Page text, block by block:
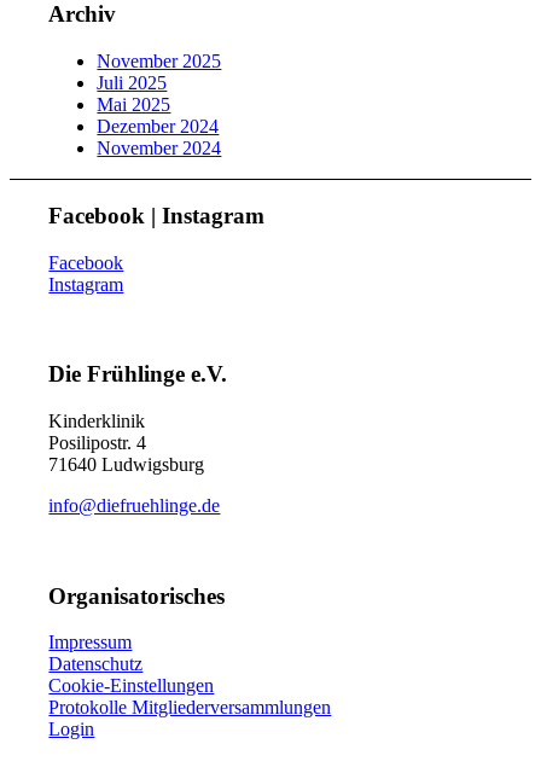
Archiv
November 2025
Juli 2025
Mai 2025
Dezember 2024
November 2024
Facebook | Instagram
Facebook
Instagram
Die Frühlinge e.V.
Kinderklinik
Posilipostr. 4
71640 Ludwigsburg
info@diefruehlinge.de
Organisatorisches
Impressum
Datenschutz
Cookie-Einstellungen
Protokolle Mitgliederversammlungen
Login